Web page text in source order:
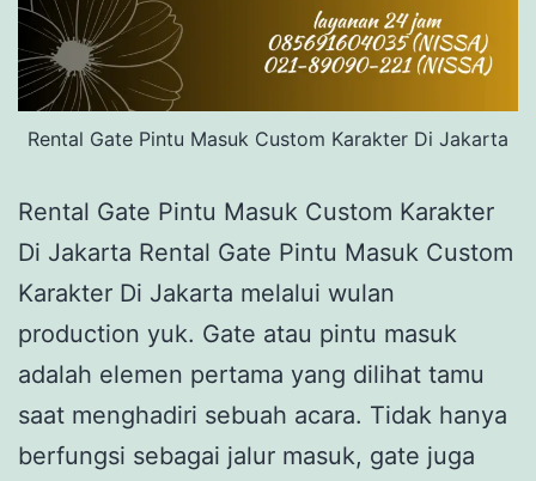
Rental Gate Pintu Masuk Custom Karakter Di Jakarta
Rental Gate Pintu Masuk Custom Karakter
Di Jakarta Rental Gate Pintu Masuk Custom
Karakter Di Jakarta melalui wulan
production yuk. Gate atau pintu masuk
adalah elemen pertama yang dilihat tamu
saat menghadiri sebuah acara. Tidak hanya
berfungsi sebagai jalur masuk, gate juga